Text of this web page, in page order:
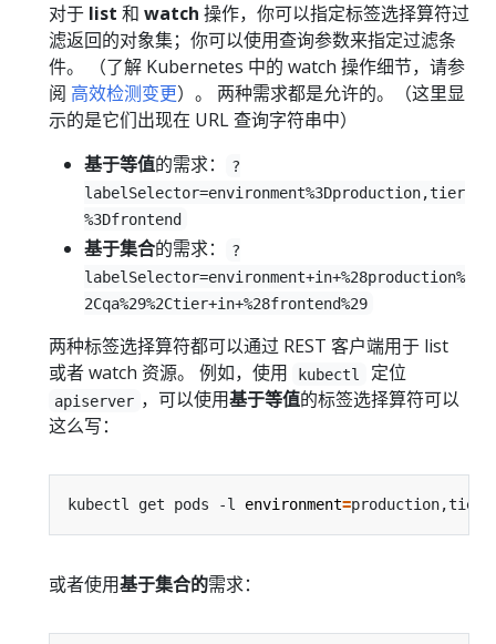
对于 list 和 watch 操作，你可以指定标签选择算符过
滤返回的对象集；你可以使用查询参数来指定过滤条
件。 （了解 Kubernetes 中的 watch 操作细节，请参
阅 高效检测变更）。 两种需求都是允许的。（这里显
示的是它们出现在 URL 查询字符串中）
基于等值的需求：
?
labelSelector=environment%3Dproduction,tier
%3Dfrontend
基于集合的需求：
?
labelSelector=environment+in+%28production%
2Cqa%29%2Ctier+in+%28frontend%29
两种标签选择算符都可以通过 REST 客户端用于 list
或者 watch 资源。 例如，使用
kubectl 定位
apiserver ，可以使用基于等值的标签选择算符可以
这么写：
kubectl get pods -l environment=production,tier
或者使用基于集合的需求：